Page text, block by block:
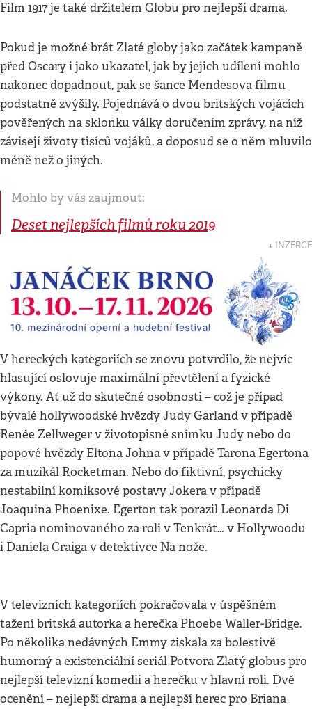
Film 1917 je také držitelem Globu pro nejlepší drama.
Pokud je možné brát Zlaté globy jako začátek kampaně
před Oscary i jako ukazatel, jak by jejich udílení mohlo
nakonec dopadnout, pak se šance Mendesova filmu
podstatně zvýšily. Pojednává o dvou britských vojácích
pověřených na sklonku války doručením zprávy, na níž
závisejí životy tisíců vojáků, a doposud se o něm mluvilo
méně než o jiných.
Mohlo by vás zaujmout:
Deset nejlepších filmů roku 2019
↓ INZERCE
V hereckých kategoriích se znovu potvrdilo, že nejvíc
hlasující oslovuje maximální převtělení a fyzické
výkony. Ať už do skutečné osobnosti – což je případ
bývalé hollywoodské hvězdy Judy Garland v případě
Renée Zellweger v životopisné snímku Judy nebo do
popové hvězdy Eltona Johna v případě Tarona Egertona
za muzikál Rocketman. Nebo do fiktivní, psychicky
nestabilní komiksové postavy Jokera v případě
Joaquina Phoenixe. Egerton tak porazil Leonarda Di
Capria nominovaného za roli v Tenkrát… v Hollywoodu
i Daniela Craiga v detektivce Na nože.
V televizních kategoriích pokračovala v úspěšném
tažení britská autorka a herečka Phoebe Waller-Bridge.
Po několika nedávných Emmy získala za bolestivě
humorný a existenciální seriál Potvora Zlatý globus pro
nejlepší televizní komedii a herečku v hlavní roli. Dvě
ocenění – nejlepší drama a nejlepší herec pro Briana